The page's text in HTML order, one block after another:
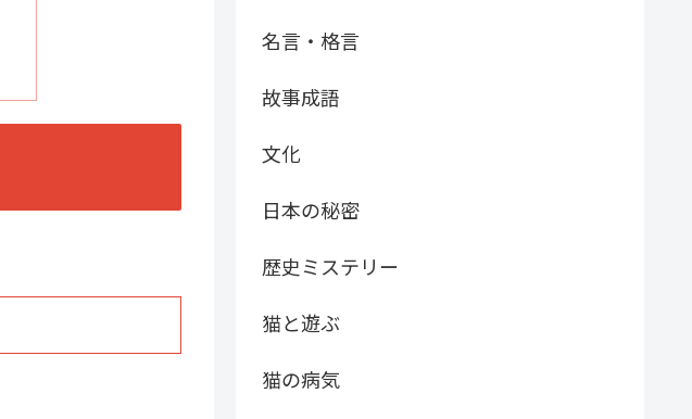
名言・格言
故事成語
文化
日本の秘密
歴史ミステリー
猫と遊ぶ
猫の病気